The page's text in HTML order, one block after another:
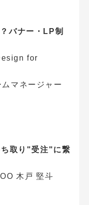
バナー・LP制
for
マネージャー
取り"受注"に繋
木戸 堅斗